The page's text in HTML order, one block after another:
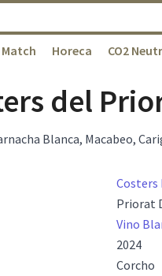
Horeca CO2
del
Blanca, Macabeo,
Costers
Priorat
Vino
2024
Corcho